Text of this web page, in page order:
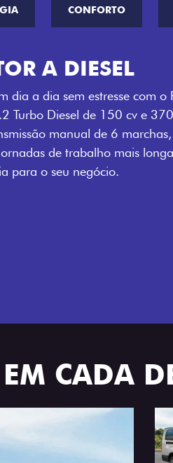
CONFORTO
A DIESEL
dia a dia sem estresse com
Turbo Diesel de 150 cv e
manual de 6
de trabalho mais
para o seu negócio.
CADA